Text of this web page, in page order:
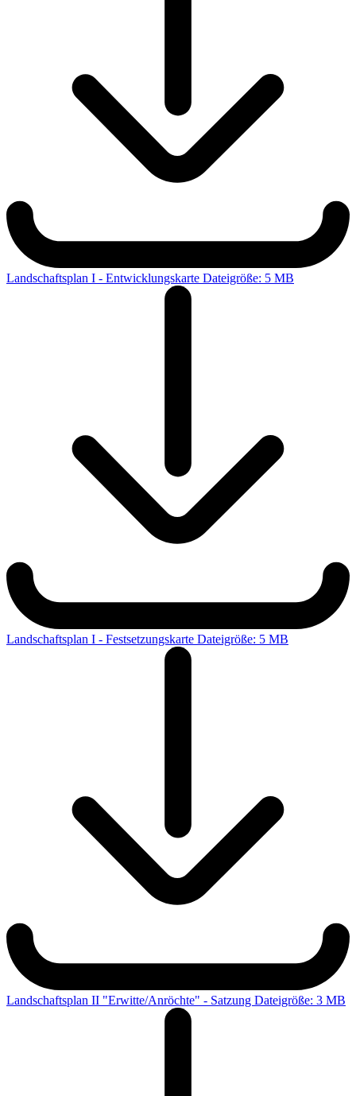
Landschaftsplan I - Entwicklungskarte Dateigröße: 5 MB
Landschaftsplan I - Festsetzungskarte Dateigröße: 5 MB
Landschaftsplan II "Erwitte/Anröchte" - Satzung Dateigröße: 3 MB